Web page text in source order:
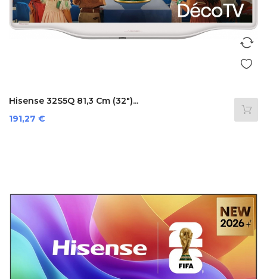
Hisense 32S5Q 81,3 Cm (32")...
Prezzo
191,27 €